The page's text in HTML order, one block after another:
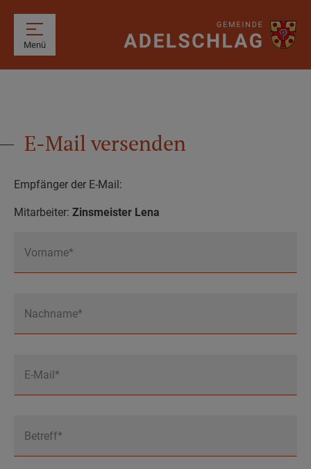
Menü
E-Mail versenden
Empfänger der E-Mail:
Mitarbeiter: Zinsmeister Lena
Vorname*
Nachname*
E-Mail*
Betreff*